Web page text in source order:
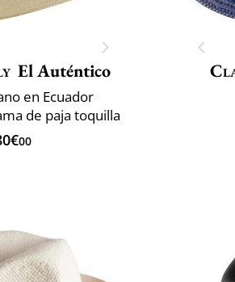
El Auténtico
en Ecuador
de paja toquilla
00